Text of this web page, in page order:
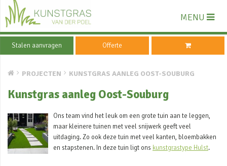
MENU
Stalen aanvragen Offerte
PROJECTEN KUNSTGRAS AANLEG OOST-SOUBURG
Kunstgras aanleg Oost-Souburg
Ons team vind het leuk om een grote tuin aan te leggen,
maar kleinere tuinen met veel snijwerk geeft veel
uitdaging. Zo ook deze tuin met veel kanten, bloembakken
en stapstenen. In deze tuin ligt ons kunstgrastype Hulst.